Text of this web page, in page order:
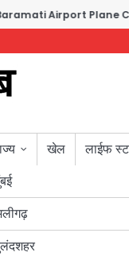
Airport Plane Crash: रनवे
प्रदेश
खेल लाईफ